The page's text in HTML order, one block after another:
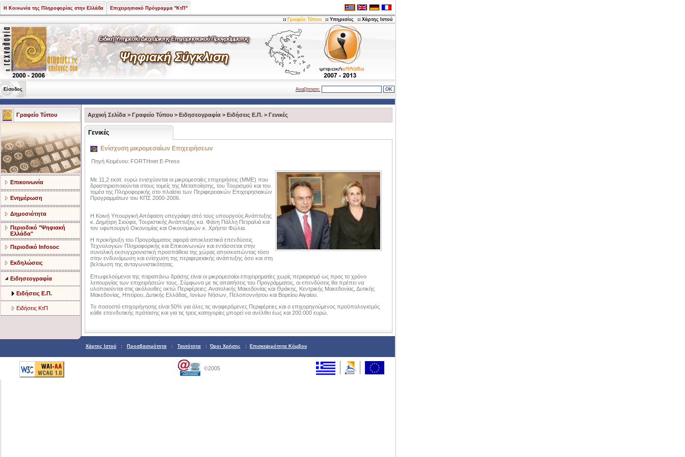
Η Κοινωνία της Πληροφορίας στην Ελλάδα Επιχειρησιακό Πρόγραμμα "ΚτΠ"
Γραφείο Τύπου Υπηρεσίες Χάρτης Ιστού
Είσοδος Αναζήτηση:
Γραφείο Τύπου
Επικοινωνία
Ενημέρωση
Δημοσιότητα
Περιοδικό "Ψηφιακή
Ελλάδα"
Περιοδικό Infosoc
Εκδηλώσεις
Ειδησεογραφία
Ειδήσεις Ε.Π.
Ειδήσεις ΚτΠ
Αρχική Σελίδα > Γραφείο Τύπου > Ειδησεογραφία > Ειδήσεις Ε.Π. > Γενικές
Γενικές
Ενίσχυση μικρομεσαίων Επιχειρήσεων
Πηγή Κειμένου: FORTHnet E-Press
Με 11,2 εκατ. ευρώ ενισχύονται οι μικρομεσαίες επιχειρήσεις (ΜΜΕ) που
δραστηριοποιούνται στους τομείς της Μεταποίησης, του Τουρισμού και του
τομέα της Πληροφορικής στο πλαίσιο των Περιφερειακών Επιχειρησιακών
Προγραμμάτων του ΚΠΣ 2000-2006.
Η Κοινή Υπουργική Απόφαση υπεγράφη από τους υπουργούς Ανάπτυξης
κ. Δημήτρη Σιούφα, Τουριστικής Ανάπτυξης κα. Φάνη Πάλλη Πετραλιά και
τον υφυπουργό Οικονομίας και Οικονομικών κ. Χρήστο Φώλια.
Η προκήρυξη του Προγράμματος αφορά αποκλειστικά επενδύσεις
Τεχνολογιών Πληροφορικής και Επικοινωνιών και εντάσσεται στην
συνολική εκσυγχρονιστική προσπάθεια της χώρας αποσκοπώντας τόσο
στην ενδυνάμωση και ενίσχυση της περιφερειακής ανάπτυξης όσο και στη
βελτίωση της ανταγωνιστικότητας.
Επωφελούμενοι της παραπάνω δράσης είναι οι μικρομεσαίοι επιχειρηματίες χωρίς περιορισμό ως προς το χρόνο
λειτουργίας των επιχειρήσεών τους. Σύμφωνα με τις απαιτήσεις του Προγράμματος, οι επενδύσεις θα πρέπει να
υλοποιούνται στις ακόλουθες οκτώ Περιφέρειες: Ανατολικής Μακεδονίας και Θράκης, Κεντρικής Μακεδονίας, Δυτικής
Μακεδονίας, Ηπείρου, Δυτικής Ελλάδας, Ιονίων Νήσων, Πελοποννήσου και Βορείου Αιγαίου.
Το ποσοστό επιχορήγησης είναι 50% για όλες τις αναφερόμενες Περιφέρειες και ο επιχορηγούμενος προϋπολογισμός
κάθε επενδυτικής πρότασης και για τις τρεις κατηγορίες μπορεί να ανέλθει έως και 200.000 ευρώ.
Χάρτης Ιστού : Προσβασιμότητα : Ταυτότητα : Όροι Χρήσης : Επισκεψιμότητα Κόμβου
©2005